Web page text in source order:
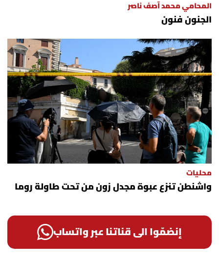
المحامي محمد آصف ناصر
الجنون فنون
محليات
واشنطن تنزع عبوة مجدل زون من تحت طاولة روما
إنضمّوا الى قناتنا عبر واتساب